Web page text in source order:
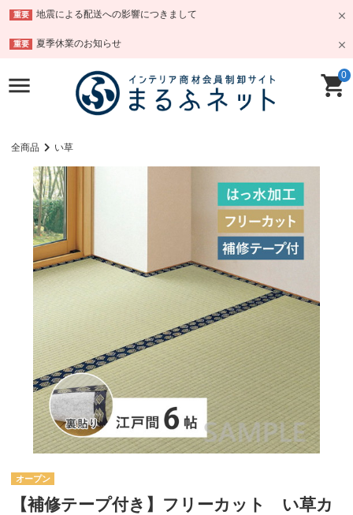
重要 地震による配送への影響につきまして
重要 夏季休業のお知らせ
0
全商品 い草
オープン
【補修テープ付き】フリーカット い草カ